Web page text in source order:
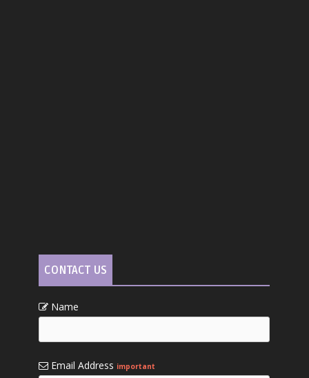
CONTACT US
Name
Email Address important